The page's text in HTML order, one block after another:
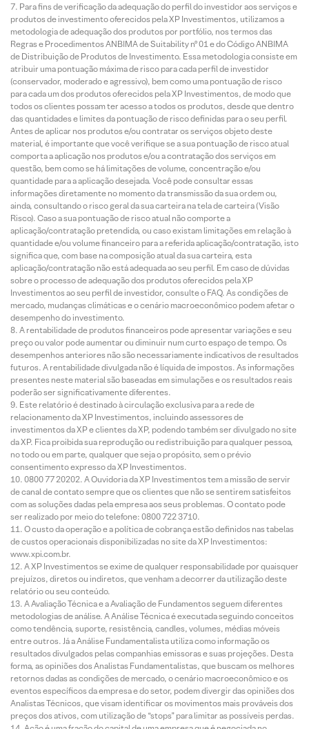
Para fins de verificação da adequação do perfil do investidor aos serviços e
produtos de investimento oferecidos pela XP Investimentos, utilizamos a
metodologia de adequação dos produtos por portfólio, nos termos das
Regras e Procedimentos ANBIMA de Suitability nº 01 e do Código ANBIMA
de Distribuição de Produtos de Investimento. Essa metodologia consiste em
atribuir uma pontuação máxima de risco para cada perfil de investidor
(conservador, moderado e agressivo), bem como uma pontuação de risco
para cada um dos produtos oferecidos pela XP Investimentos, de modo que
todos os clientes possam ter acesso a todos os produtos, desde que dentro
das quantidades e limites da pontuação de risco definidas para o seu perfil.
Antes de aplicar nos produtos e/ou contratar os serviços objeto deste
material, é importante que você verifique se a sua pontuação de risco atual
comporta a aplicação nos produtos e/ou a contratação dos serviços em
questão, bem como se há limitações de volume, concentração e/ou
quantidade para a aplicação desejada. Você pode consultar essas
informações diretamente no momento da transmissão da sua ordem ou,
ainda, consultando o risco geral da sua carteira na tela de carteira (Visão
Risco). Caso a sua pontuação de risco atual não comporte a
aplicação/contratação pretendida, ou caso existam limitações em relação à
quantidade e/ou volume financeiro para a referida aplicação/contratação, isto
significa que, com base na composição atual da sua carteira, esta
aplicação/contratação não está adequada ao seu perfil. Em caso de dúvidas
sobre o processo de adequação dos produtos oferecidos pela XP
Investimentos ao seu perfil de investidor, consulte o FAQ. As condições de
mercado, mudanças climáticas e o cenário macroeconômico podem afetar o
desempenho do investimento.
A rentabilidade de produtos financeiros pode apresentar variações e seu
preço ou valor pode aumentar ou diminuir num curto espaço de tempo. Os
desempenhos anteriores não são necessariamente indicativos de resultados
futuros. A rentabilidade divulgada não é líquida de impostos. As informações
presentes neste material são baseadas em simulações e os resultados reais
poderão ser significativamente diferentes.
Este relatório é destinado à circulação exclusiva para a rede de
relacionamento da XP Investimentos, incluindo assessores de
investimentos da XP e clientes da XP, podendo também ser divulgado no site
da XP. Fica proibida sua reprodução ou redistribuição para qualquer pessoa,
no todo ou em parte, qualquer que seja o propósito, sem o prévio
consentimento expresso da XP Investimentos.
0800 77 20202. A Ouvidoria da XP Investimentos tem a missão de servir
de canal de contato sempre que os clientes que não se sentirem satisfeitos
com as soluções dadas pela empresa aos seus problemas. O contato pode
ser realizado por meio do telefone: 0800 722 3710.
O custo da operação e a política de cobrança estão definidos nas tabelas
de custos operacionais disponibilizadas no site da XP Investimentos:
www.xpi.com.br.
A XP Investimentos se exime de qualquer responsabilidade por quaisquer
prejuízos, diretos ou indiretos, que venham a decorrer da utilização deste
relatório ou seu conteúdo.
A Avaliação Técnica e a Avaliação de Fundamentos seguem diferentes
metodologias de análise. A Análise Técnica é executada seguindo conceitos
como tendência, suporte, resistência, candles, volumes, médias móveis
entre outros. Já a Análise Fundamentalista utiliza como informação os
resultados divulgados pelas companhias emissoras e suas projeções. Desta
forma, as opiniões dos Analistas Fundamentalistas, que buscam os melhores
retornos dadas as condições de mercado, o cenário macroeconômico e os
eventos específicos da empresa e do setor, podem divergir das opiniões dos
Analistas Técnicos, que visam identificar os movimentos mais prováveis dos
preços dos ativos, com utilização de “stops” para limitar as possíveis perdas.